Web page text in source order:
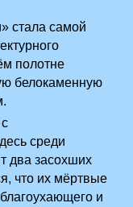
стала самой
полотне
белокаменную
среди
два засохших
что их мёртвые
и